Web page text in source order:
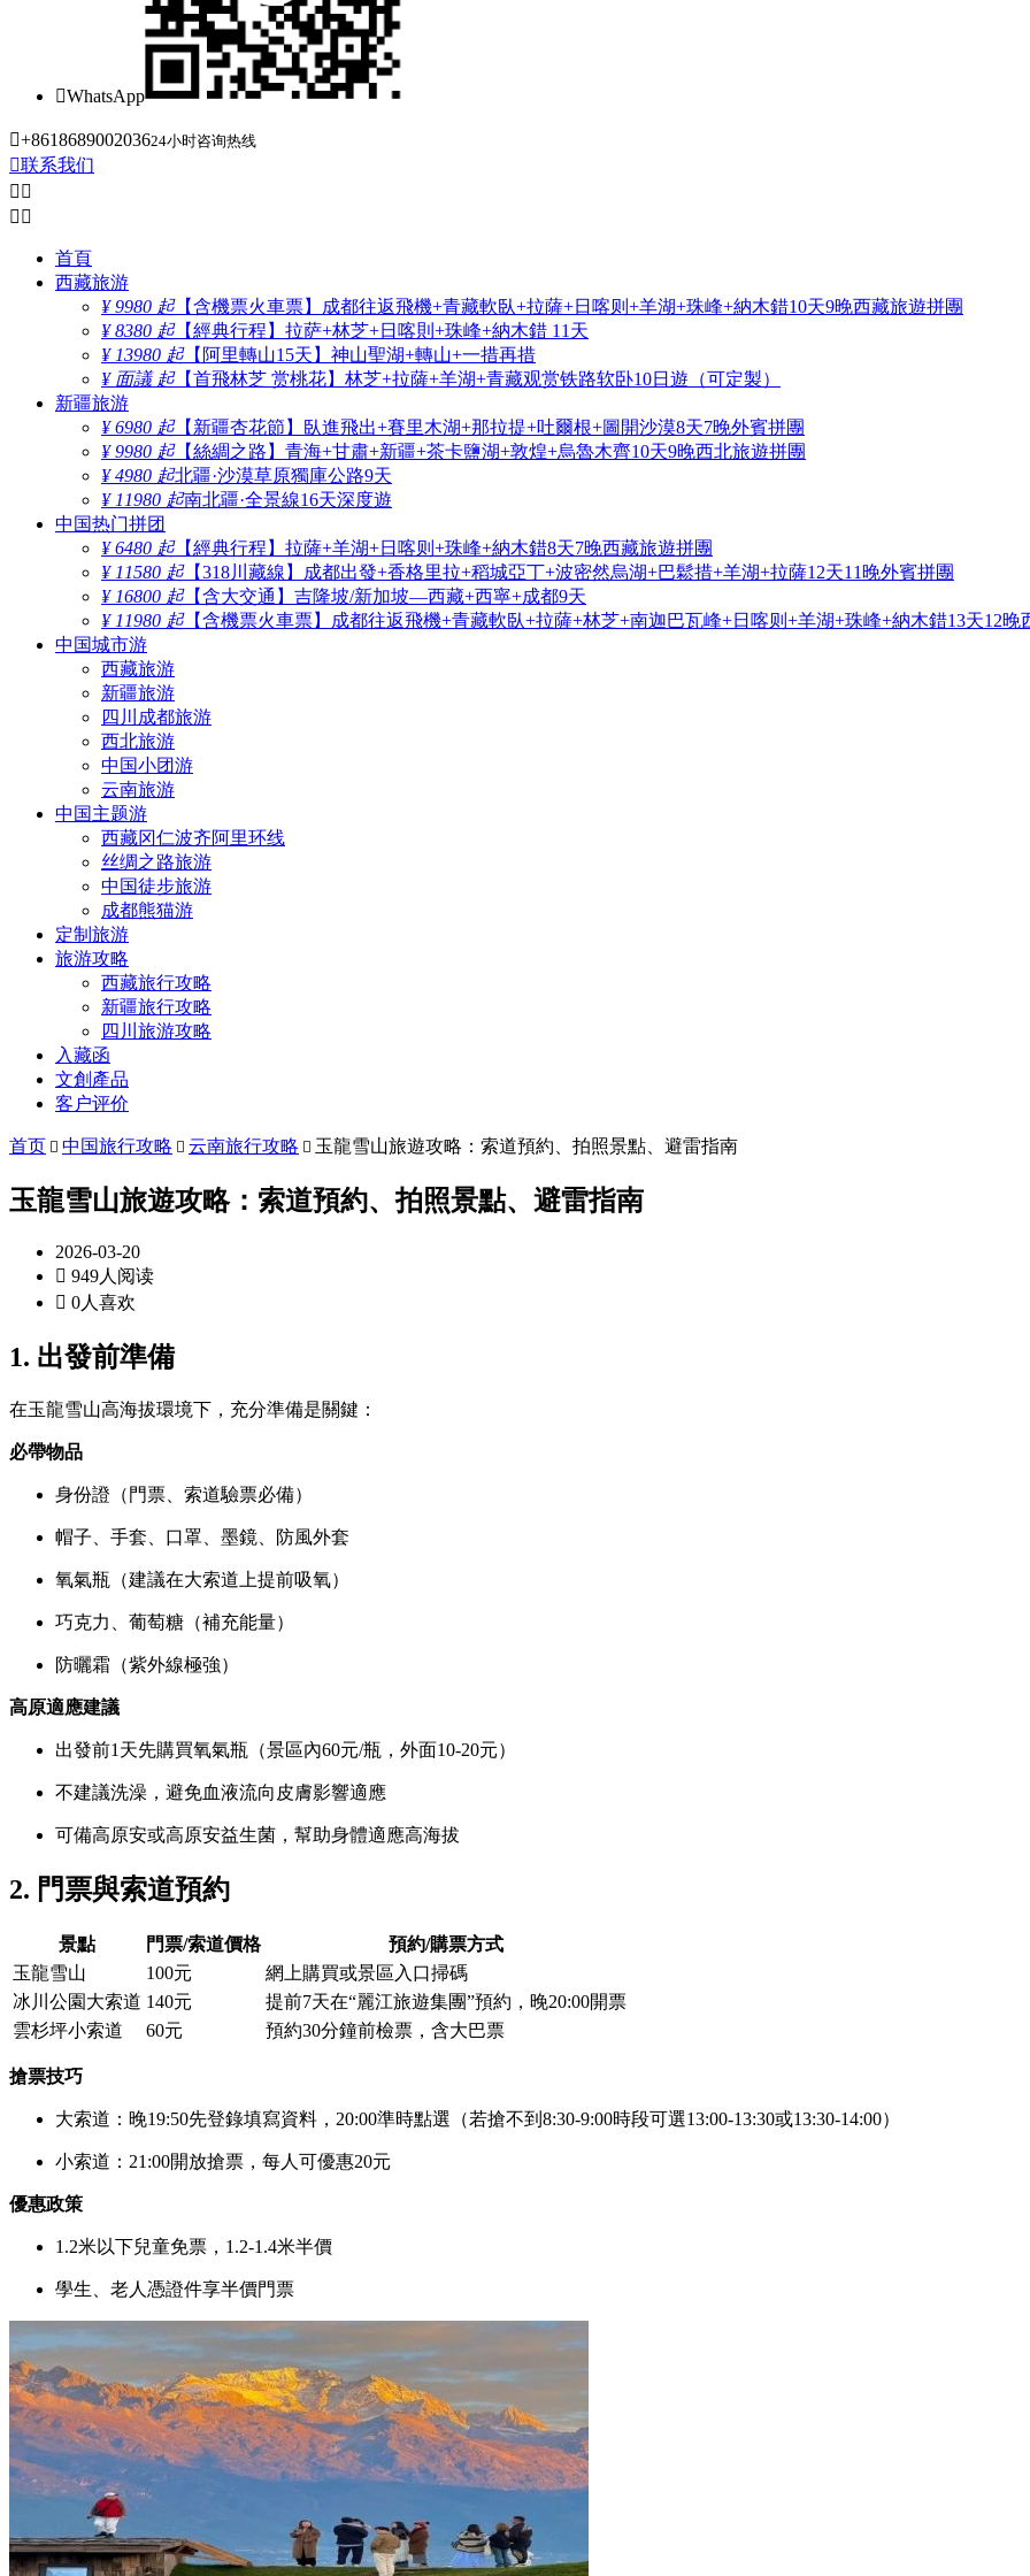
WhatsApp
+861868900203624小时咨询热线
联系我们
 
 
首頁
西藏旅游
¥ 9980 起【含機票火車票】成都往返飛機+青藏軟臥+拉薩+日喀则+羊湖+珠峰+納木錯10天9晚西藏旅遊拼團
¥ 8380 起【經典行程】拉萨+林芝+日喀則+珠峰+納木錯 11天
¥ 13980 起【阿里轉山15天】神山聖湖+轉山+一措再措
¥ 面議 起【首飛林芝 赏桃花】林芝+拉薩+羊湖+青藏观赏铁路软卧10日遊（可定製）
新疆旅游
¥ 6980 起【新疆杏花節】臥進飛出+賽里木湖+那拉提+吐爾根+圖開沙漠8天7晚外賓拼團
¥ 9980 起【絲綢之路】青海+甘肅+新疆+茶卡鹽湖+敦煌+烏魯木齊10天9晚西北旅遊拼團
¥ 4980 起北疆·沙漠草原獨庫公路9天
¥ 11980 起南北疆·全景線16天深度遊
中国热门拼团
¥ 6480 起【經典行程】拉薩+羊湖+日喀则+珠峰+納木錯8天7晚西藏旅遊拼團
¥ 11580 起【318川藏線】成都出發+香格里拉+稻城亞丁+波密然烏湖+巴鬆措+羊湖+拉薩12天11晚外賓拼團
¥ 16800 起【含大交通】吉隆坡/新加坡—西藏+西寧+成都9天
¥ 11980 起【含機票火車票】成都往返飛機+青藏軟臥+拉薩+林芝+南迦巴瓦峰+日喀则+羊湖+珠峰+納木錯13天12晚
中国城市游
西藏旅游
新疆旅游
四川成都旅游
西北旅游
中国小团游
云南旅游
中国主题游
西藏冈仁波齐阿里环线
丝绸之路旅游
中国徒步旅游
成都熊猫游
定制旅游
旅游攻略
西藏旅行攻略
新疆旅行攻略
四川旅游攻略
入藏函
文創產品
客户评价
首页  中国旅行攻略  云南旅行攻略  玉龍雪山旅遊攻略：索道預約、拍照景點、避雷指南
玉龍雪山旅遊攻略：索道預約、拍照景點、避雷指南
2026-03-20
 949人阅读
 0人喜欢
1. 出發前準備
在玉龍雪山高海拔環境下，充分準備是關鍵：
必帶物品
身份證（門票、索道驗票必備）
帽子、手套、口罩、墨鏡、防風外套
氧氣瓶（建議在大索道上提前吸氧）
巧克力、葡萄糖（補充能量）
防曬霜（紫外線極強）
高原適應建議
出發前1天先購買氧氣瓶（景區內60元/瓶，外面10-20元）
不建議洗澡，避免血液流向皮膚影響適應
可備高原安或高原安益生菌，幫助身體適應高海拔
2. 門票與索道預約
景點 門票/索道價格
預約/購票方式
玉龍雪山
100元
網上購買或景區入口掃碼
冰川公園大索道 140元
提前7天在“麗江旅遊集團”預約，晚20:00開票
雲杉坪小索道
60元 預約30分鐘前檢票，含大巴票
搶票技巧
大索道：晚19:50先登錄填寫資料，20:00準時點選（若搶不到8:30-9:00時段可選13:00-13:30或13:30-14:00）
小索道：21:00開放搶票，每人可優惠20元
優惠政策
1.2米以下兒童免票，1.2-1.4米半價
學生、老人憑證件享半價門票